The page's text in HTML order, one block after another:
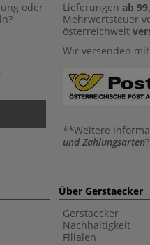
oder
Lieferungen ab
Mehrwertsteuer
österreichweit
Wir versenden mit
**Weitere
und Zahlungsarten?
Über Gerstaecker
Gerstaecker
Nachhaltigkeit
Filialen